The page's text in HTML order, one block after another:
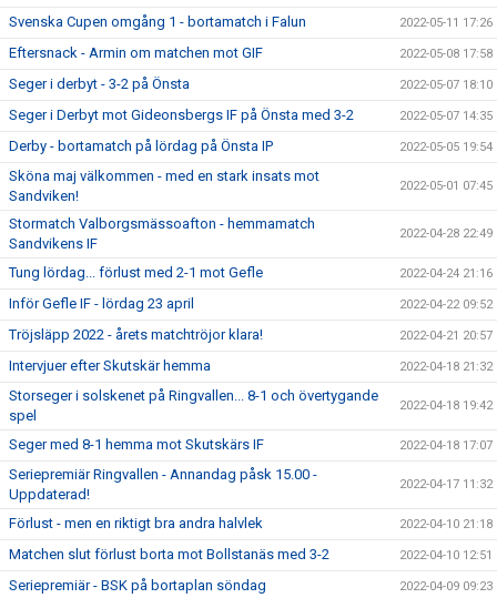
Svenska Cupen omgång 1 - bortamatch i Falun 2022-05-11 17:26
Eftersnack - Armin om matchen mot GIF 2022-05-08 17:58
Seger i derbyt - 3-2 på Önsta 2022-05-07 18:10
Seger i Derbyt mot Gideonsbergs IF på Önsta med 3-2 2022-05-07 14:35
Derby - bortamatch på lördag på Önsta IP 2022-05-05 19:54
Sköna maj välkommen - med en stark insats mot
Sandviken!
2022-05-01 07:45
Stormatch Valborgsmässoafton - hemmamatch
Sandvikens IF
2022-04-28 22:49
Tung lördag... förlust med 2-1 mot Gefle 2022-04-24 21:16
Inför Gefle IF - lördag 23 april 2022-04-22 09:52
Tröjsläpp 2022 - årets matchtröjor klara! 2022-04-21 20:57
Intervjuer efter Skutskär hemma 2022-04-18 21:32
Storseger i solskenet på Ringvallen... 8-1 och övertygande
spel
2022-04-18 19:42
Seger med 8-1 hemma mot Skutskärs IF 2022-04-18 17:07
Seriepremiär Ringvallen - Annandag påsk 15.00 -
Uppdaterad!
2022-04-17 11:32
Förlust - men en riktigt bra andra halvlek 2022-04-10 21:18
Matchen slut förlust borta mot Bollstanäs med 3-2 2022-04-10 12:51
Seriepremiär - BSK på bortaplan söndag 2022-04-09 09:23